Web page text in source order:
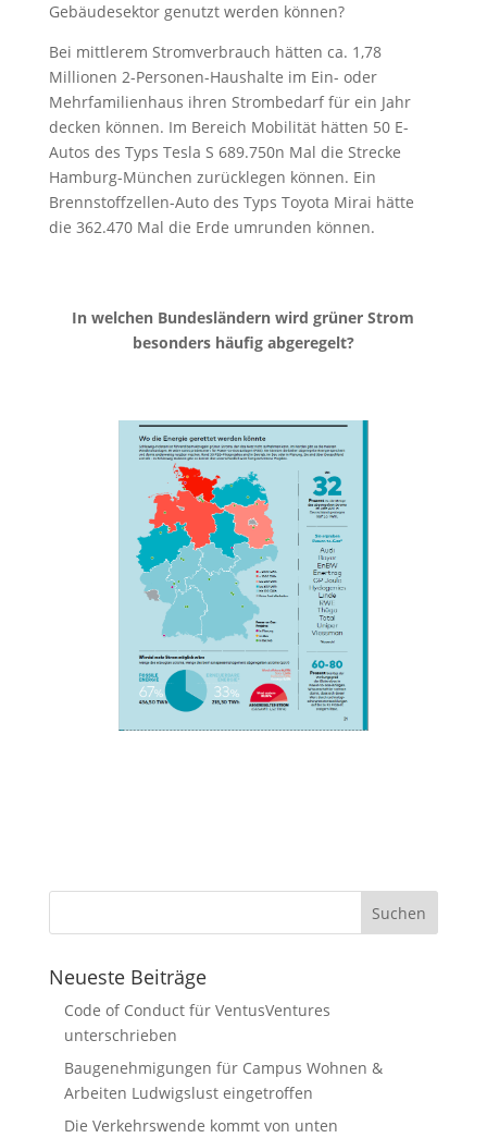
Gebäudesektor genutzt werden können?
Bei mittlerem Stromverbrauch hätten ca. 1,78
Millionen 2-Personen-Haushalte im Ein- oder
Mehrfamilienhaus ihren Strombedarf für ein Jahr
decken können. Im Bereich Mobilität hätten 50 E-
Autos des Typs Tesla S 689.750n Mal die Strecke
Hamburg-München zurücklegen können. Ein
Brennstoffzellen-Auto des Typs Toyota Mirai hätte
die 362.470 Mal die Erde umrunden können.
In welchen Bundesländern wird grüner Strom
besonders häufig abgeregelt?
Neueste Beiträge
Code of Conduct für VentusVentures
unterschrieben
Baugenehmigungen für Campus Wohnen &
Arbeiten Ludwigslust eingetroffen
Die Verkehrswende kommt von unten